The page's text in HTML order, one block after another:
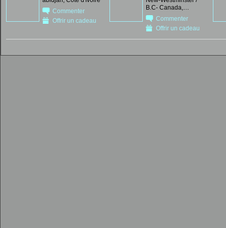
Commenter
Offrir un cadeau
B.C- Canada,…
Commenter
Offrir un cadeau